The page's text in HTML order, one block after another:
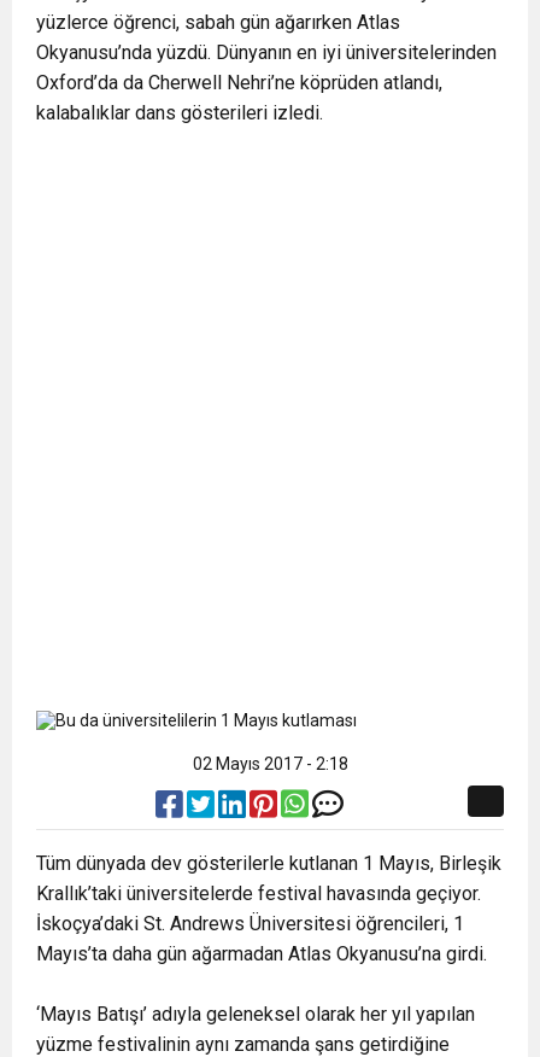
0:12 Nar suyunun antioksidan seviyesi yeşil çaydan
daha yüksek
0:07
yüzlerce öğrenci, sabah gün ağarırken Atlas
Okyanusu’nda yüzdü. Dünyanın en iyi üniversitelerinden
Oxford’da da Cherwell Nehri’ne köprüden atlandı,
kalabalıklar dans gösterileri izledi.
02 Mayıs 2017 - 2:18
Tüm dünyada dev gösterilerle kutlanan 1 Mayıs, Birleşik
Krallık’taki üniversitelerde festival havasında geçiyor.
İskoçya’daki St. Andrews Üniversitesi öğrencileri, 1
Mayıs’ta daha gün ağarmadan Atlas Okyanusu’na girdi.
‘Mayıs Batışı’ adıyla geleneksel olarak her yıl yapılan
yüzme festivalinin aynı zamanda şans getirdiğine